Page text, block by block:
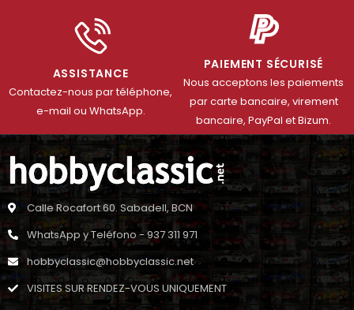
ASSISTANCE
Contactez-nous par téléphone,
e-mail ou WhatsApp.
PAIEMENT SÉCURISÉ
Nous acceptons les paiements
par carte bancaire, virement
bancaire, PayPal et Bizum.
Calle Rocafort 60. Sabadell, BCN
WhatsApp y Teléfono - 937 311 971
hobbyclassic@hobbyclassic.net
VISITES SUR RENDEZ-VOUS UNIQUEMENT